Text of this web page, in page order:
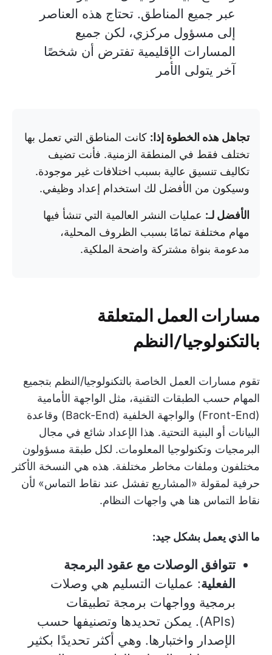
عبر جميع المناطق. تحتاج هذه العناصر
إلى مسؤول مركزي، لكن جميع
المسارات الإقليمية تفترض أن شخصًا
آخر يتولى الأمر
تجاهل هذه الخطوة إذا: كانت المناطق التي تعمل بها
تختلف فقط في المنطقة الزمنية. فأنت تضيف
تكاليف تنسيق عالية بسبب اختلافات غير موجودة.
وسيكون من الأفضل لك استخدام إعداد وظيفي.
الأفضل لـ: عمليات النشر العالمية التي تنشأ فيها
مهام مختلفة تمامًا بسبب الظروف المحلية،
مدعومة بنواة مشتركة واضحة الملكية.
مسارات العمل المتعلقة
بالتكنولوجيا/النظم
تقوم مسارات العمل الخاصة بالتكنولوجيا/النظم بتجميع
المهام حسب الطبقات التقنية، مثل الواجهة الأمامية
(Front-End) والواجهة الخلفية (Back-End) وقاعدة
البيانات أو البنية التحتية. هذا الإعداد شائع في مجال
البرمجيات وتكنولوجيا المعلومات. لكل طبقة مسؤولون
مختلفون وملفات مخاطر مختلفة. هذه هي النسخة الأكثر
حرفية لمقولة «المشاريع تفشل عند نقاط التماس» لأن
نقاط التماس هنا هي واجهات النظام.
ما الذي يعمل بشكل جيد:
تتوافق الوصلات مع عقود البرمجة
الفعلية: عمليات التسليم هي وصلات
برمجية وواجهات برمجة تطبيقات
(APIs). يمكن تحديدها وتصنيفها حسب
الإصدار واختبارها. وهي أكثر تحديدًا بكثير